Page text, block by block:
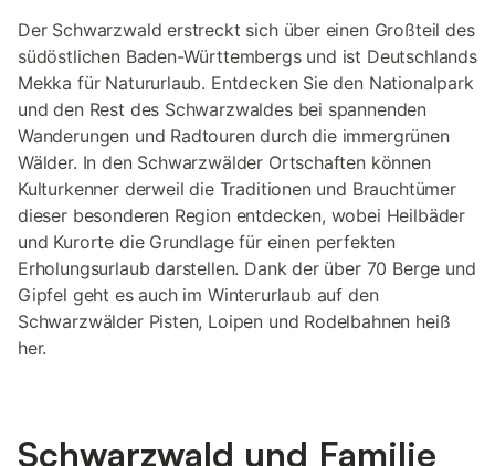
Der Schwarzwald erstreckt sich über einen Großteil des
südöstlichen Baden-Württembergs und ist Deutschlands
Mekka für Natururlaub. Entdecken Sie den Nationalpark
und den Rest des Schwarzwaldes bei spannenden
Wanderungen und Radtouren durch die immergrünen
Wälder. In den Schwarzwälder Ortschaften können
Kulturkenner derweil die Traditionen und Brauchtümer
dieser besonderen Region entdecken, wobei Heilbäder
und Kurorte die Grundlage für einen perfekten
Erholungsurlaub darstellen. Dank der über 70 Berge und
Gipfel geht es auch im Winterurlaub auf den
Schwarzwälder Pisten, Loipen und Rodelbahnen heiß
her.
Schwarzwald und Familie